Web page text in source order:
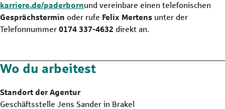
karriere.de/paderbornund vereinbare einen telefonischen
Gesprächstermin oder rufe Felix Mertens unter der
Telefonnummer 0174 337-4632 direkt an.
Wo du arbeitest
Standort der Agentur
Geschäftsstelle Jens Sander in Brakel